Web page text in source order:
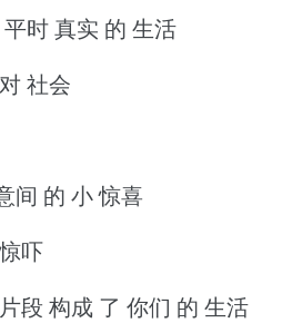
时 真实 的 生活
社会
间 的 小 惊喜
吓
段 构成 了 你们 的 生活